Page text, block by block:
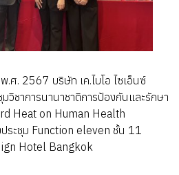
. 2567 บริษัท เค.ไบโอ ไซเอ็นซ์
มวิชาการนานาชาติการป้องกันและรักษา
Heat on Human Health
ะชุม Function eleven ชั้น 11
Hotel Bangkok